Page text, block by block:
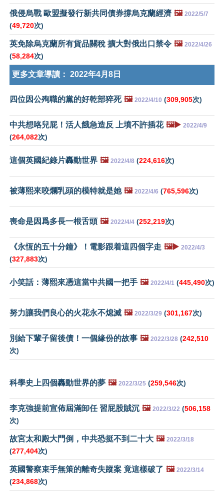
俄侵烏戰 歐盟擬發行新共同債券撐烏克蘭經濟 🖼️ 2022/5/7
(49,720次)
英免除烏克蘭所有貨品關稅 擴大對俄出口禁令 🖼️ 2022/4/26
(58,284次)
更多文章導讀： 2022年4月8日
四位因公殉職的黨的好乾部猝死 🖼️ 2022/4/10 (309,905次)
中共想咯兒屁！活人餓急造反 上墳不許插花 🖼️▶️ 2022/4/9
(264,082次)
這個英國紀錄片轟動世界 🖼️ 2022/4/8 (224,616次)
被薄熙來咬爛乳頭的模特就是她 🖼️ 2022/4/6 (765,596次)
喪命是因爲多長一根舌頭 🖼️ 2022/4/4 (252,219次)
《永恆的五十分鐘》！電影跟着這四個字走 🖼️▶️ 2022/4/3
(327,883次)
小笑話：薄熙來憑這當中共國一把手 🖼️ 2022/4/1 (445,490次)
努力讓我們良心的火花永不熄滅 🖼️ 2022/3/29 (301,167次)
別給下輩子留後債！一個緣份的故事 🖼️ 2022/3/28 (242,510
次)
科學史上四個轟動世界的夢 🖼️ 2022/3/25 (259,546次)
李克強提前宣佈屆滿卸任 習屁股賊沉 🖼️ 2022/3/22 (506,158
次)
故宮太和殿大門倒，中共恐挺不到二十大 🖼️ 2022/3/18
(277,404次)
英國警察束手無策的離奇失蹤案 竟這樣破了 🖼️ 2022/3/14
(234,868次)